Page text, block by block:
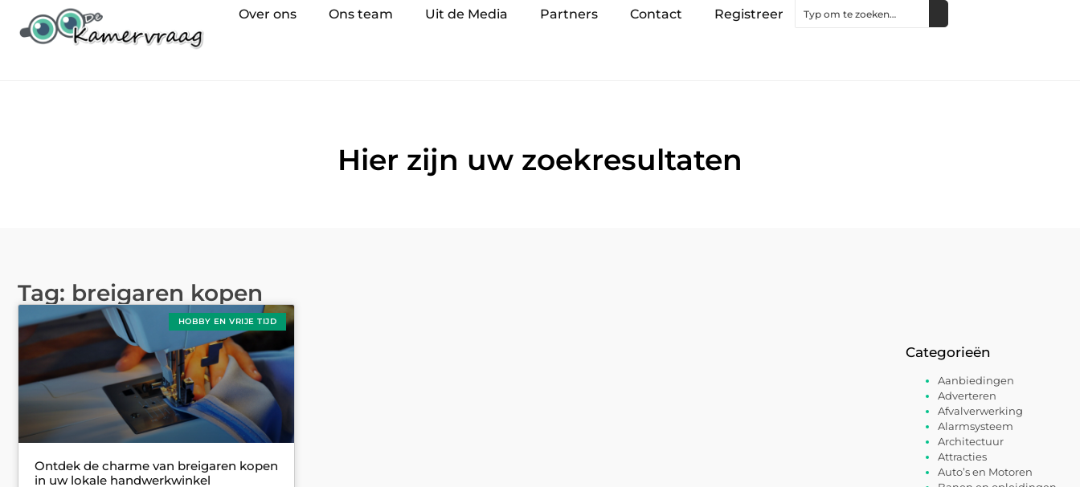
Over ons Ons team Uit de Media Partners Contact Registreer
Hier zijn uw zoekresultaten
Tag: breigaren kopen
HOBBY EN VRIJE TIJD
Ontdek de charme van breigaren kopen
in uw lokale handwerkwinkel
Categorieën
Aanbiedingen
Adverteren
Afvalverwerking
Alarmsysteem
Architectuur
Attracties
Auto’s en Motoren